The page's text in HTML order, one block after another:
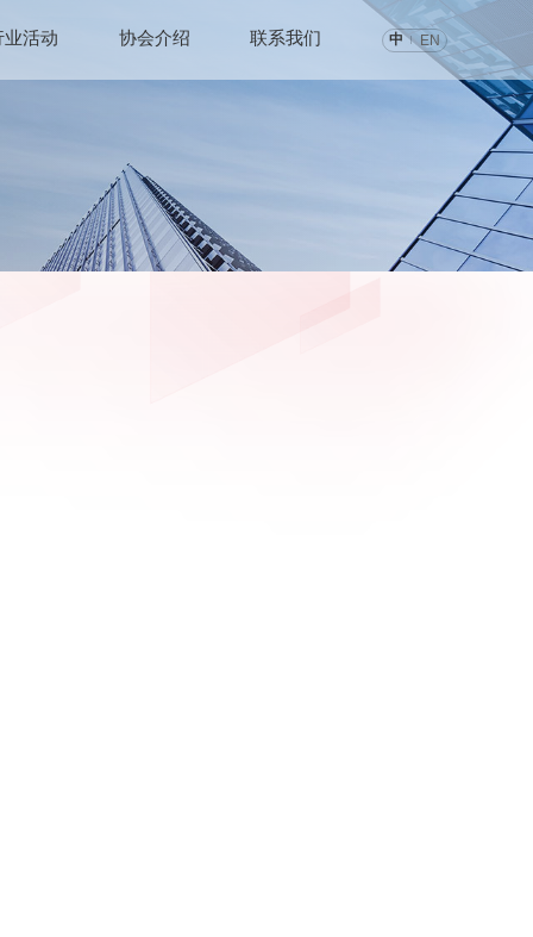
业活动 协会介绍 联系我们 中 EN